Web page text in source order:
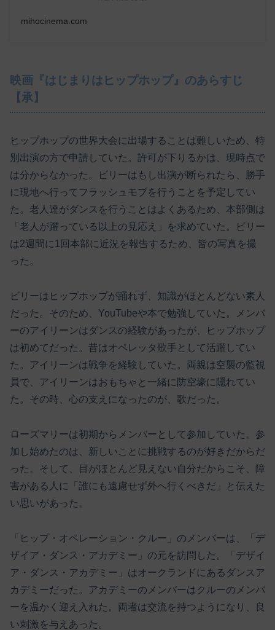
mihocinema.com
映画『はじまりはヒップホップ』のあらすじ
【承】
ヒップホップの世界大会に出場することは難しいため、特
別出演の方で申請していた。許可が下りるかは、現時点で
は分からなかった。ビリーはもし出演が断られたら、勝手
に現地へ行ってフラッシュモブを行うことを予定してい
た。老人達がダンスを行うことはよくあるため、本部側は
「老人が躍っている以上の見応え」を求めていた。ビリー
は2週間に1回本部に近況を報告するため、皆の写真を撮
った。
ビリーはヒップホップが踊れず、知識がほとんどない素人
だった。そのため、YouTubeや本で勉強していた。メンバ
ーのアイリーンはダンスの経験があったが、ヒップホップ
は初めてだった。昔はオペレッタ歌手として活躍してい
た。アイリーンは戦争を経験していた。両親は空襲の監視
員で、アイリーンはおもちゃと一緒に防空壕に隠れてい
た。その時、心の支えになったのが、歌だった。
ローズマリーは初期からメンバーとして参加していた。参
加し始めたのは、新しいことに挑戦するのが好きだからだ
った。そして、目がほとんど見えない自分だからこそ、障
害がある人に「誰にも遠慮せず外へ行くべきだ」と伝えた
い思いがあった。
「ヒップ・オペレーション・クルー」のメンバーは、「デ
ザイア・ダンス・アカデミー」の元を訪問した。「デザイ
ア・ダンス・アカデミー」はオークランドにあるダンスア
カデミーだった。アカデミーのメンバーはクルーのメンバ
ーを温かく迎え入れた。両者は交流を持つようになり、良
い刺激を与えあった。